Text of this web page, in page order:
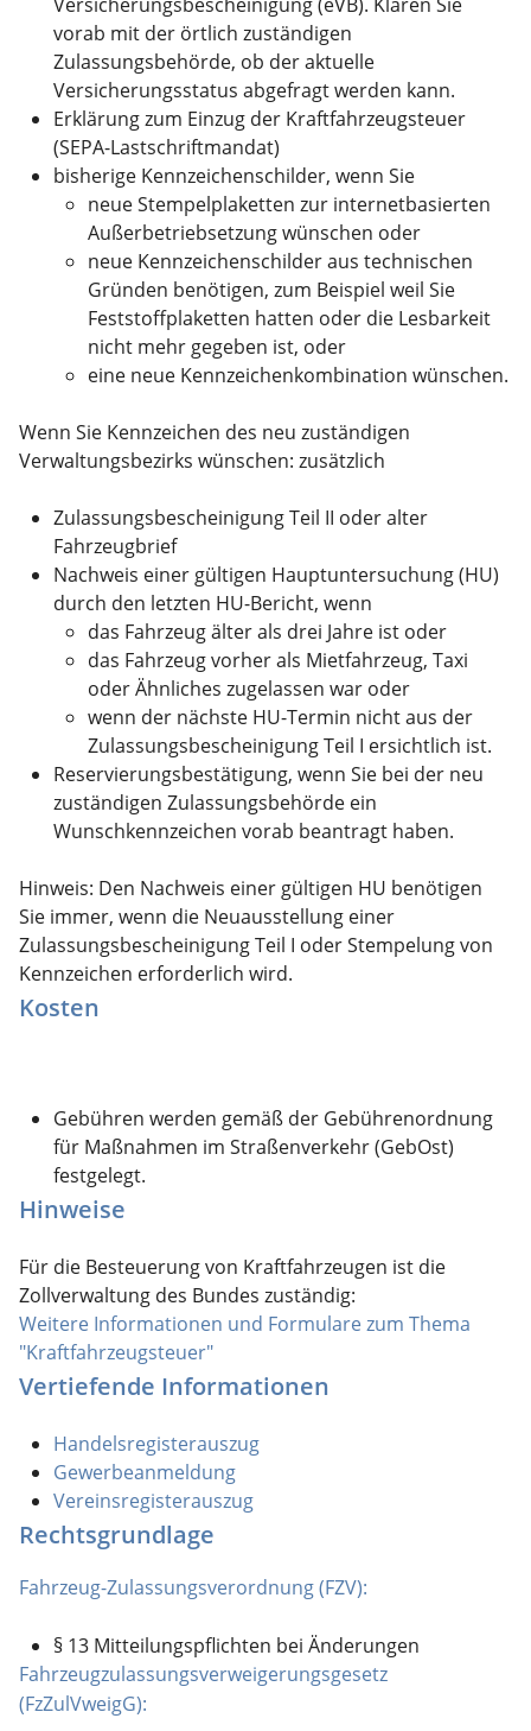
vorab mit der örtlich zuständigen
Zulassungsbehörde, ob der aktuelle
Versicherungsstatus abgefragt werden kann.
Erklärung zum Einzug der Kraftfahrzeugsteuer
(SEPA-Lastschriftmandat)
bisherige Kennzeichenschilder, wenn Sie
neue Stempelplaketten zur internetbasierten
Außerbetriebsetzung wünschen oder
neue Kennzeichenschilder aus technischen
Gründen benötigen, zum Beispiel weil Sie
Feststoffplaketten hatten oder die Lesbarkeit
nicht mehr gegeben ist, oder
eine neue Kennzeichenkombination wünschen.
Wenn Sie Kennzeichen des neu zuständigen
Verwaltungsbezirks wünschen: zusätzlich
Zulassungsbescheinigung Teil II oder alter
Fahrzeugbrief
Nachweis einer gültigen Hauptuntersuchung (HU)
durch den letzten HU-Bericht, wenn
das Fahrzeug älter als drei Jahre ist oder
das Fahrzeug vorher als Mietfahrzeug, Taxi
oder Ähnliches zugelassen war oder
wenn der nächste HU-Termin nicht aus der
Zulassungsbescheinigung Teil I ersichtlich ist.
Reservierungsbestätigung, wenn Sie bei der neu
zuständigen Zulassungsbehörde ein
Wunschkennzeichen vorab beantragt haben.
Hinweis: Den Nachweis einer gültigen HU benötigen
Sie immer, wenn die Neuausstellung einer
Zulassungsbescheinigung Teil I oder Stempelung von
Kennzeichen erforderlich wird.
Kosten
Gebühren werden gemäß der Gebührenordnung
für Maßnahmen im Straßenverkehr (GebOst)
festgelegt.
Hinweise
Für die Besteuerung von Kraftfahrzeugen ist die
Zollverwaltung des Bundes zuständig:
Weitere Informationen und Formulare zum Thema
"Kraftfahrzeugsteuer"
Vertiefende Informationen
Handelsregisterauszug
Gewerbeanmeldung
Vereinsregisterauszug
Rechtsgrundlage
Fahrzeug-Zulassungsverordnung (FZV):
§ 13 Mitteilungspflichten bei Änderungen
Fahrzeugzulassungsverweigerungsgesetz
(FzZulVweigG):